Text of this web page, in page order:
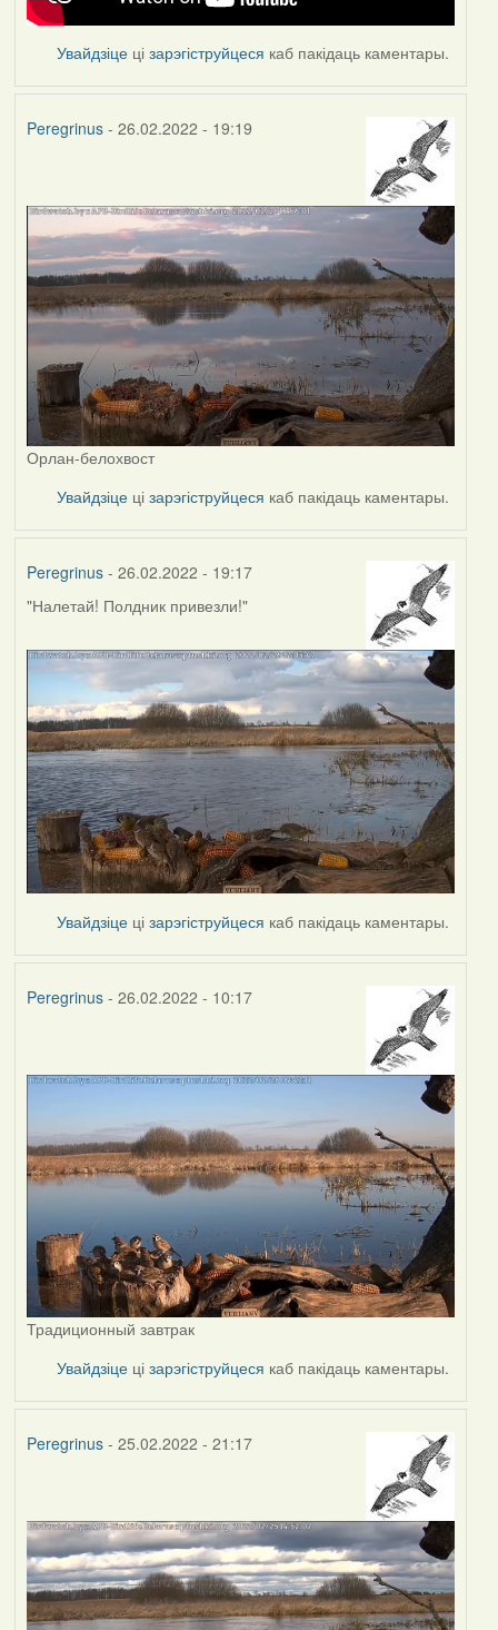
Увайдзіце цізарэгіструйцеся каб пакідаць каментары.
Peregrinus- 26.02.2022 - 19:19
Орлан-белохвост
Увайдзіце цізарэгіструйцеся каб пакідаць каментары.
Peregrinus- 26.02.2022 - 19:17
"Налетай! Полдник привезли!"
Увайдзіце цізарэгіструйцеся каб пакідаць каментары.
Peregrinus- 26.02.2022 - 10:17
Традиционный завтрак
Увайдзіце цізарэгіструйцеся каб пакідаць каментары.
Peregrinus- 25.02.2022 - 21:17